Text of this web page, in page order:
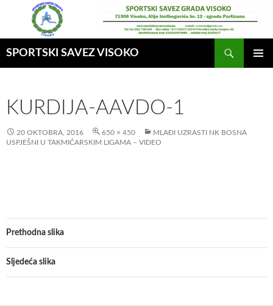
SPORTSKI SAVEZ VISOKO
KURDIJA-AAVDO-1
20 OKTOBRA, 2016 650 × 450
MLAĐI UZRASTI NK BOSNA
USPJEŠNI U TAKMIČARSKIM LIGAMA – VIDEO
Prethodna slika
Sljedeća slika